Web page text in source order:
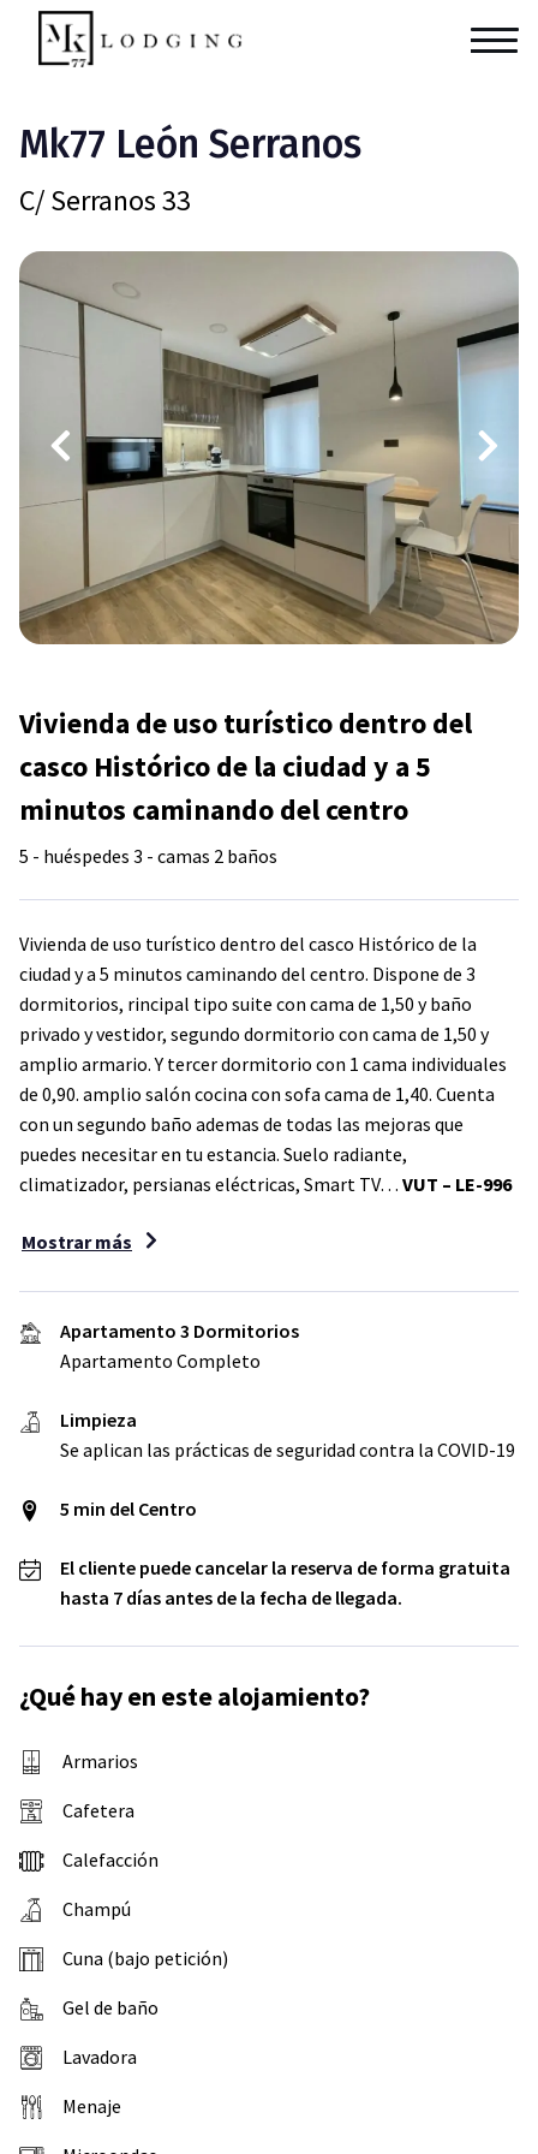
Mk77 León Serranos
C/ Serranos 33
Vivienda de uso turístico dentro del
casco Histórico de la ciudad y a 5
minutos caminando del centro
5 - huéspedes 3 - camas 2 baños
Vivienda de uso turístico dentro del casco Histórico de la
ciudad y a 5 minutos caminando del centro. Dispone de 3
dormitorios, rincipal tipo suite con cama de 1,50 y baño
privado y vestidor, segundo dormitorio con cama de 1,50 y
amplio armario. Y tercer dormitorio con 1 cama individuales
de 0,90. amplio salón cocina con sofa cama de 1,40. Cuenta
con un segundo baño ademas de todas las mejoras que
puedes necesitar en tu estancia. Suelo radiante,
climatizador, persianas eléctricas, Smart TV… VUT – LE-996
Mostrar más
Apartamento 3 Dormitorios
Apartamento Completo
Limpieza
Se aplican las prácticas de seguridad contra la COVID-19
5 min del Centro
El cliente puede cancelar la reserva de forma gratuita
hasta 7 días antes de la fecha de llegada.
¿Qué hay en este alojamiento?
Armarios
Cafetera
Calefacción
Champú
Cuna (bajo petición)
Gel de baño
Lavadora
Menaje